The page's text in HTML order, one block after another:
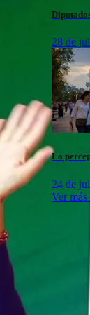
28 de
La
24 de
Ver más